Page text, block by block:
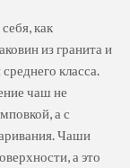
как
из гранита и
класса.
чаш не
а с
Чаши
а это